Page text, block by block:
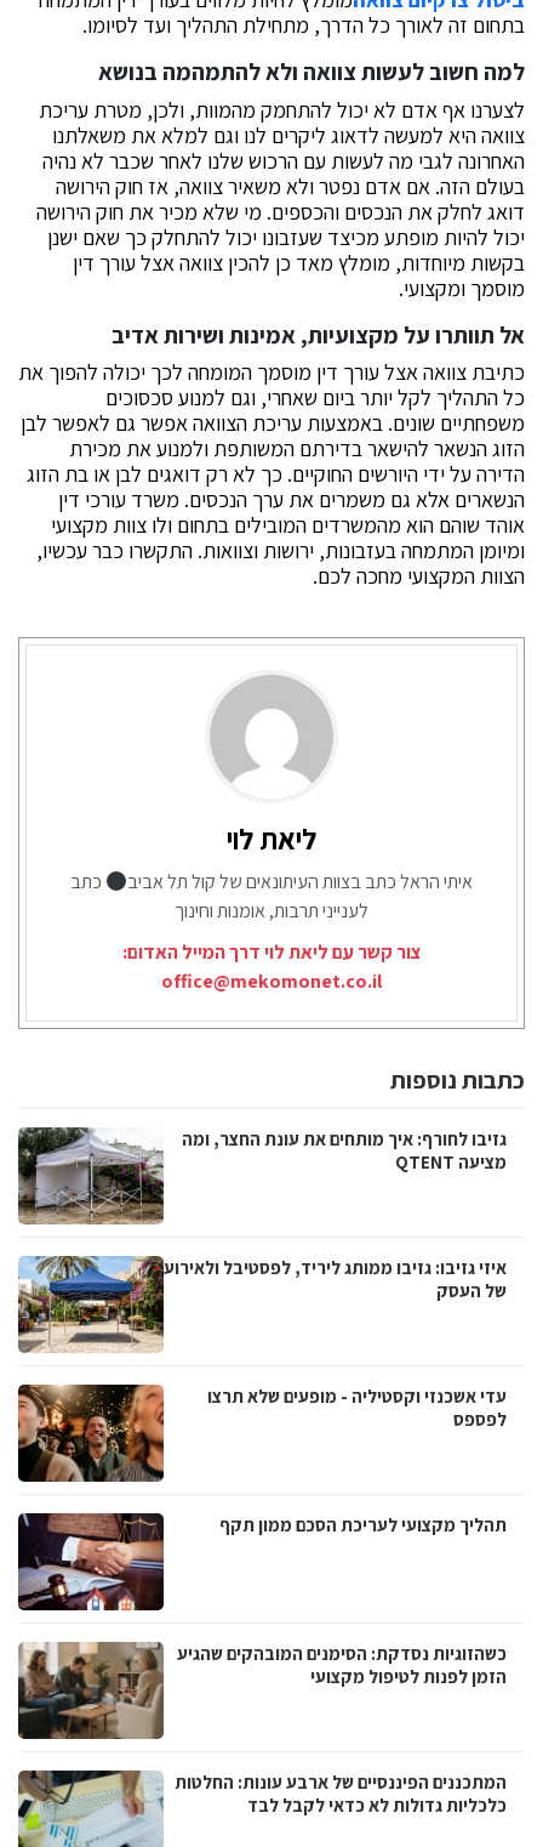
בתחום זה לאורך כל הדרך, מתחילת התהליך ועד לסיומו.
למה חשוב לעשות צוואה ולא להתמהמה בנושא
לצערנו אף אדם לא יכול להתחמק מהמוות, ולכן, מטרת עריכת
צוואה היא למעשה לדאוג ליקרים לנו וגם למלא את משאלתנו
האחרונה לגבי מה לעשות עם הרכוש שלנו לאחר שכבר לא נהיה
בעולם הזה. אם אדם נפטר ולא משאיר צוואה, אז חוק הירושה
דואג לחלק את הנכסים והכספים. מי שלא מכיר את חוק הירושה
יכול להיות מופתע מכיצד שעזבונו יכול להתחלק כך שאם ישנן
בקשות מיוחדות, מומלץ מאד כן להכין צוואה אצל עורך דין
מוסמך ומקצועי.
אל תוותרו על מקצועיות, אמינות ושירות אדיב
כתיבת צוואה אצל עורך דין מוסמך המומחה לכך יכולה להפוך את
כל התהליך לקל יותר ביום שאחרי, וגם למנוע סכסוכים
משפחתיים שונים. באמצעות עריכת הצוואה אפשר גם לאפשר לבן
הזוג הנשאר להישאר בדירתם המשותפת ולמנוע את מכירת
הדירה על ידי היורשים החוקיים. כך לא רק דואגים לבן או בת הזוג
הנשארים אלא גם משמרים את ערך הנכסים. משרד עורכי דין
אוהד שוהם הוא מהמשרדים המובילים בתחום ולו צוות מקצועי
ומיומן המתמחה בעזבונות, ירושות וצוואות. התקשרו כבר עכשיו,
הצוות המקצועי מחכה לכם.
ליאת לוי
איתי הראל כתב בצוות העיתונאים של קול תל אביב
כתב
לענייני תרבות, אומנות וחינוך
צור קשר עם ליאת לוי דרך המייל האדום:
office@mekomonet.co.il
כתבות נוספות
גזיבו לחורף: איך מותחים את עונת החצר, ומה
מציעה QTENT
איזי גזיבו: גזיבו ממותג ליריד, לפסטיבל ולאירוע
של העסק
עדי אשכנזי וקסטיליה - מופעים שלא תרצו
לפספס
תהליך מקצועי לעריכת הסכם ממון תקף
כשהזוגיות נסדקת: הסימנים המובהקים שהגיע
הזמן לפנות לטיפול מקצועי
המתכננים הפיננסיים של ארבע עונות: החלטות
כלכליות גדולות לא כדאי לקבל לבד